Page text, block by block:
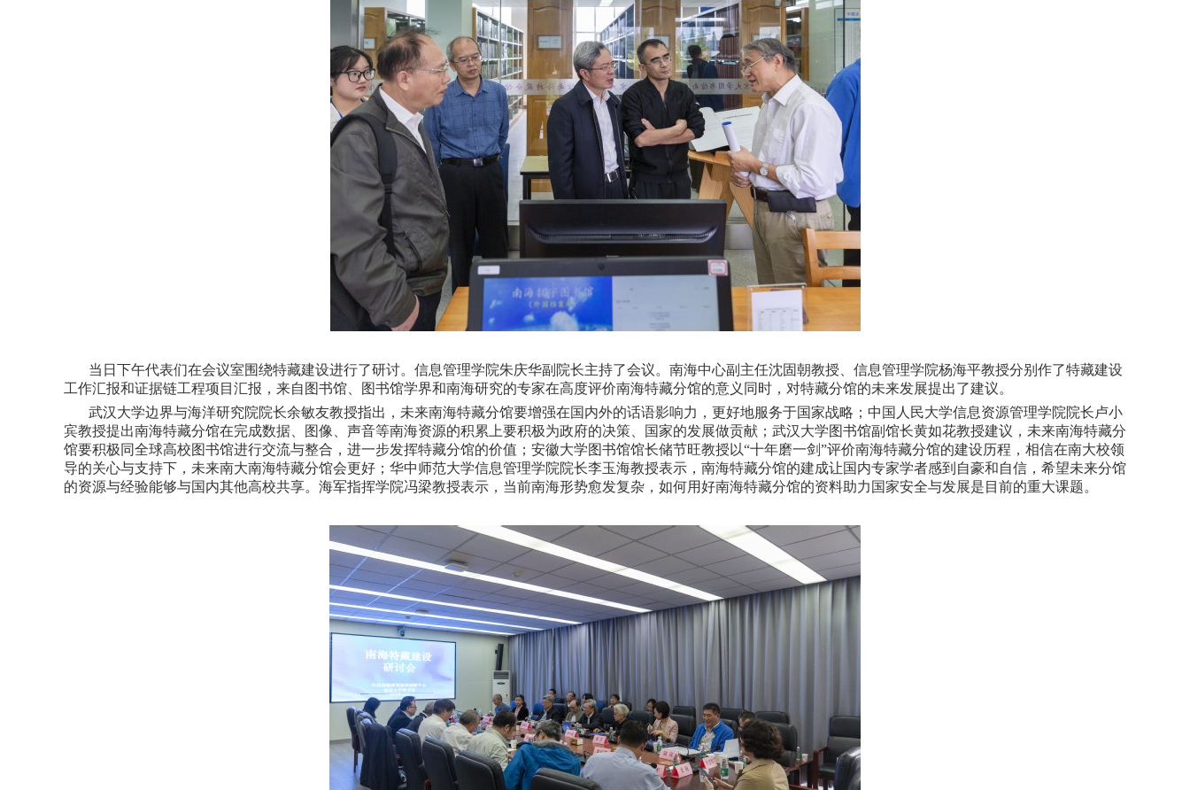
当日下午代表们在会议室围绕特藏建设进行了研讨。信息管理学院朱庆华副院长主持了会议。南海中心副主任沈固朝教授、信息管理学院杨海平教授分别作了特藏建设
工作汇报和证据链工程项目汇报，来自图书馆、图书馆学界和南海研究的专家在高度评价南海特藏分馆的意义同时，对特藏分馆的未来发展提出了建议。
武汉大学边界与海洋研究院院长余敏友教授指出，未来南海特藏分馆要增强在国内外的话语影响力，更好地服务于国家战略；中国人民大学信息资源管理学院院长卢小
宾教授提出南海特藏分馆在完成数据、图像、声音等南海资源的积累上要积极为政府的决策、国家的发展做贡献；武汉大学图书馆副馆长黄如花教授建议，未来南海特藏分
馆要积极同全球高校图书馆进行交流与整合，进一步发挥特藏分馆的价值；安徽大学图书馆馆长储节旺教授以“十年磨一剑”评价南海特藏分馆的建设历程，相信在南大校领
导的关心与支持下，未来南大南海特藏分馆会更好；华中师范大学信息管理学院院长李玉海教授表示，南海特藏分馆的建成让国内专家学者感到自豪和自信，希望未来分馆
的资源与经验能够与国内其他高校共享。海军指挥学院冯梁教授表示，当前南海形势愈发复杂，如何用好南海特藏分馆的资料助力国家安全与发展是目前的重大课题。